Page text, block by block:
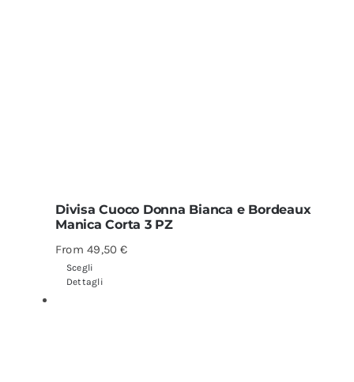
Divisa Cuoco Donna Bianca e Bordeaux
Manica Corta 3 PZ
From49,50€
Scegli
Dettagli